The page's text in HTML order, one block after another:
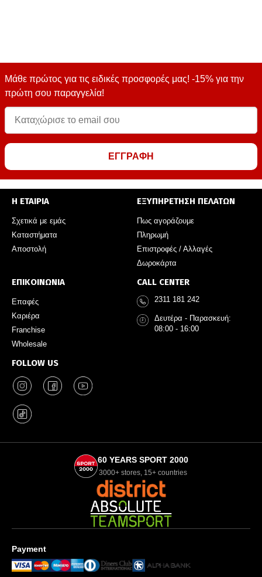
Μάθε πρώτος για τις ειδικές προσφορές μας! -15% για την
πρώτη σου παραγγελία!
ΕΓΓΡΑΦΗ
Η ΕΤΑΙΡΙΑ
Σχετικά με εμάς
Καταστήματα
Αποστολή
ΕΞΥΠΗΡΕΤΗΣΗ ΠΕΛΑΤΩΝ
Πως αγοράζουμε
Πληρωμή
Επιστροφές / Αλλαγές
Δωροκάρτα
ΕΠΙΚΟΙΝΩΝΙΑ
Επαφές
Καριέρα
Franchise
Wholesale
FOLLOW US
CALL CENTER
2311 181 242
Δευτέρα - Παρασκευή:
08:00 - 16:00
60 YEARS SPORT 2000
3000+ stores, 15+ countries
Payment